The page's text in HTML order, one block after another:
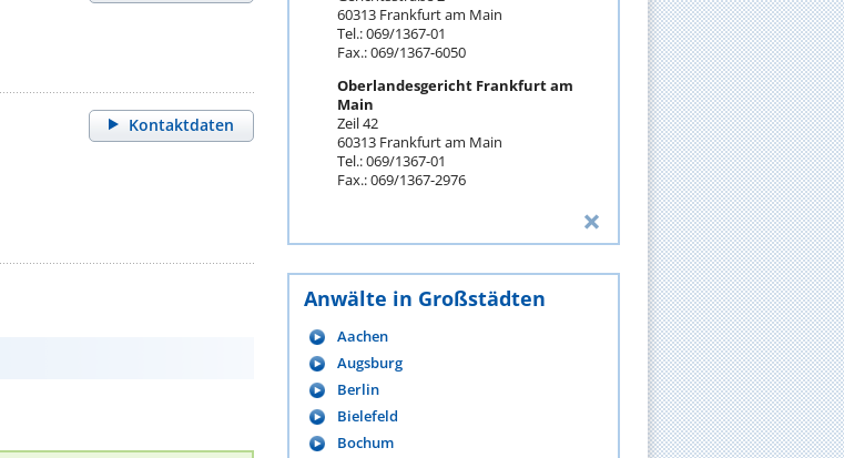
Kontaktdaten
60313 Frankfurt am Main
Tel.: 069/1367-01
Fax.: 069/1367-6050
Oberlandesgericht Frankfurt am
Main
Zeil 42
60313 Frankfurt am Main
Tel.: 069/1367-01
Fax.: 069/1367-2976
Anwälte in Großstädten
Aachen
Augsburg
Berlin
Bielefeld
Bochum